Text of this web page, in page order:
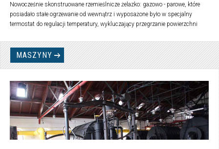
Nowocześnie skonstruowane rzemieślnicze żelazko: gazowo - parowe, które
posiadało stałe ogrzewanie od wewnątrz i wyposażone było w specjalny
termostat do regulacji temperatury, wykluczający przegrzanie powierzchni
większych obiektach (willach, hotelach, szpitalach itp.).
MASZYNY